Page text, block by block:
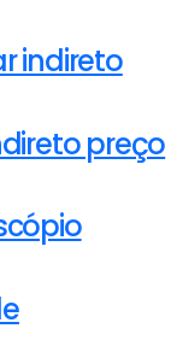
indireto
preço